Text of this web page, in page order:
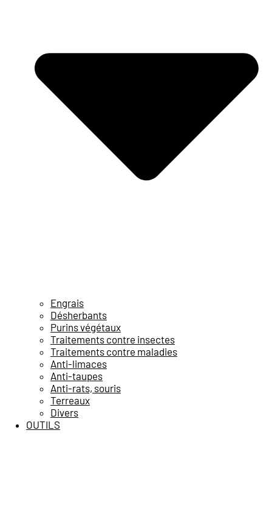
Engrais
Désherbants
Purins végétaux
Traitements contre insectes
Traitements contre maladies
Anti-limaces
Anti-taupes
Anti-rats, souris
Terreaux
Divers
OUTILS